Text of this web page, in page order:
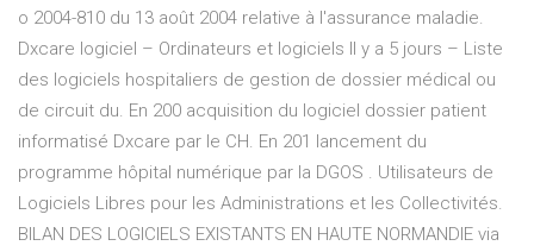
o 2004-810 du 13 août 2004 relative à l'assurance maladie.
Dxcare logiciel – Ordinateurs et logiciels Il y a 5 jours – Liste
des logiciels hospitaliers de gestion de dossier médical ou
de circuit du. En 200 acquisition du logiciel dossier patient
informatisé Dxcare par le CH. En 201 lancement du
programme hôpital numérique par la DGOS . Utilisateurs de
Logiciels Libres pour les Administrations et les Collectivités.
BILAN DES LOGICIELS EXISTANTS EN HAUTE NORMANDIE via